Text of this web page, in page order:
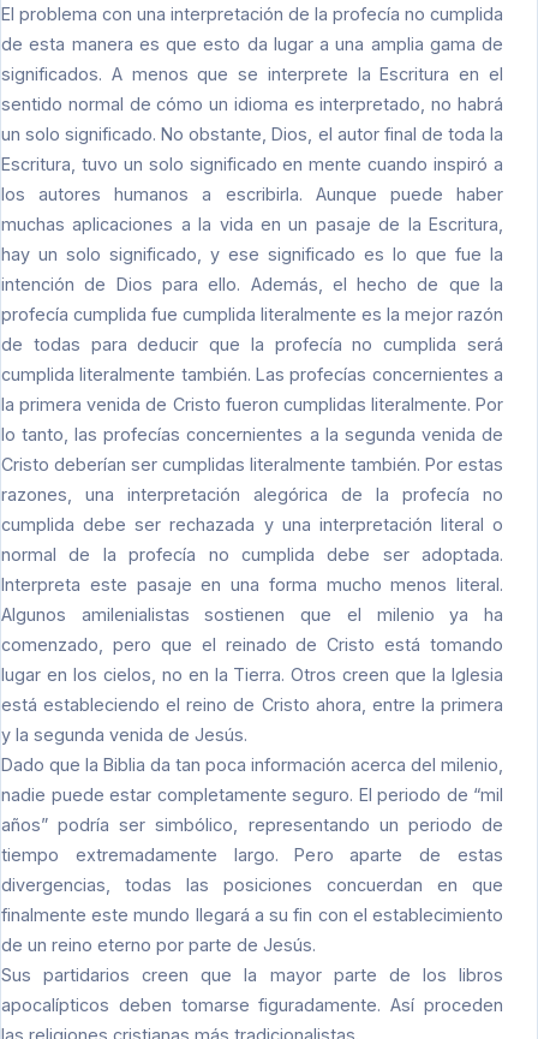
El problema con una interpretación de la profecía no cumplida
de esta manera es que esto da lugar a una amplia gama de
significados. A menos que se interprete la Escritura en el
sentido normal de cómo un idioma es interpretado, no habrá
un solo significado. No obstante, Dios, el autor final de toda la
Escritura, tuvo un solo significado en mente cuando inspiró a
los autores humanos a escribirla. Aunque puede haber
muchas aplicaciones a la vida en un pasaje de la Escritura,
hay un solo significado, y ese significado es lo que fue la
intención de Dios para ello. Además, el hecho de que la
profecía cumplida fue cumplida literalmente es la mejor razón
de todas para deducir que la profecía no cumplida será
cumplida literalmente también. Las profecías concernientes a
la primera venida de Cristo fueron cumplidas literalmente. Por
lo tanto, las profecías concernientes a la segunda venida de
Cristo deberían ser cumplidas literalmente también. Por estas
razones, una interpretación alegórica de la profecía no
cumplida debe ser rechazada y una interpretación literal o
normal de la profecía no cumplida debe ser adoptada.
Interpreta este pasaje en una forma mucho menos literal.
Algunos amilenialistas sostienen que el milenio ya ha
comenzado, pero que el reinado de Cristo está tomando
lugar en los cielos, no en la Tierra. Otros creen que la Iglesia
está estableciendo el reino de Cristo ahora, entre la primera
y la segunda venida de Jesús.
Dado que la Biblia da tan poca información acerca del milenio,
nadie puede estar completamente seguro. El periodo de “mil
años” podría ser simbólico, representando un periodo de
tiempo extremadamente largo. Pero aparte de estas
divergencias, todas las posiciones concuerdan en que
finalmente este mundo llegará a su fin con el establecimiento
de un reino eterno por parte de Jesús.
Sus partidarios creen que la mayor parte de los libros
apocalípticos deben tomarse figuradamente. Así proceden